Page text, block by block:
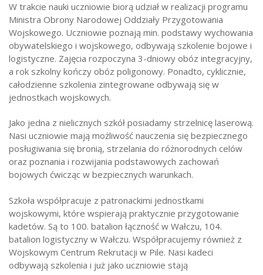
W trakcie nauki uczniowie biorą udział w realizacji programu
Ministra Obrony Narodowej Oddziały Przygotowania
Wojskowego. Uczniowie poznają min. podstawy wychowania
obywatelskiego i wojskowego, odbywają szkolenie bojowe i
logistyczne. Zajęcia rozpoczyna 3-dniowy obóz integracyjny,
a rok szkolny kończy obóz poligonowy. Ponadto, cyklicznie,
całodzienne szkolenia zintegrowane odbywają się w
jednostkach wojskowych.
Jako jedna z nielicznych szkół posiadamy strzelnicę laserową.
Nasi uczniowie mają możliwość nauczenia się bezpiecznego
posługiwania się bronią, strzelania do różnorodnych celów
oraz poznania i rozwijania podstawowych zachowań
bojowych ćwicząc w bezpiecznych warunkach.
Szkoła współpracuje z patronackimi jednostkami
wojskowymi, które wspierają praktycznie przygotowanie
kadetów. Są to 100. batalion łączność w Wałczu, 104.
batalion logistyczny w Wałczu. Współpracujemy również z
Wojskowym Centrum Rekrutacji w Pile. Nasi kadeci
odbywają szkolenia i już jako uczniowie stają